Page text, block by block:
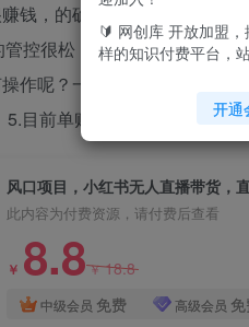
钱，的确如此，2.但是大家
控很松，3.今年的小红书是
作呢？一句话总结就是，从
目前单账号单月佣金5w+
风口项目，小红书无人直播带货，
此内容为付费资源，请付费后查看
￥ 8.8￥18.8
中级会员 免费 高级会员
🔰 网创库 开放加盟
样的知识付费平台，
开通